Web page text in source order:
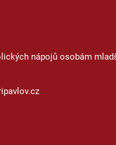
nápojů osobám